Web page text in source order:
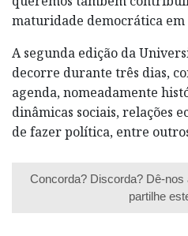
maturidade democrática em
A segunda edição da
decorre durante três dias,
agenda, nomeadamente
dinâmicas sociais, relações
de fazer política, entre
Concorda? Discorda? Dê-nos
partilhe